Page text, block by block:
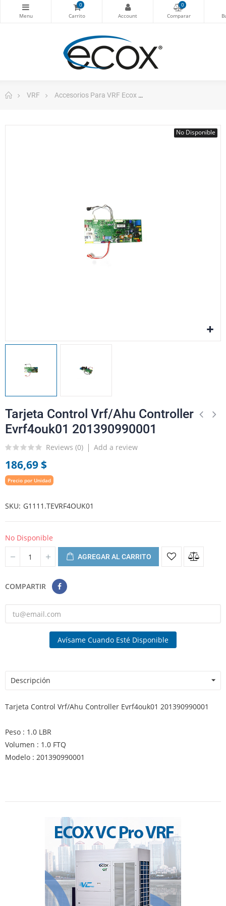
0 0
VRF Accesorios Para VRF Ecox
No Disponible
Tarjeta Control Vrf/Ahu Controller
Evrf4ouk01 201390990001
Reviews (0) Add a review
186,69 $
Precio por Unidad
SKU G1111.TEVRF4OUK01
No Disponible
AGREGAR AL CARRITO
COMPARTIR
Avísame Cuando Esté Disponible
Descripción
Tarjeta Control Vrf/Ahu Controller Evrf4ouk01 201390990001
Peso : 1.0 LBR
Volumen : 1.0 FTQ
Modelo : 201390990001